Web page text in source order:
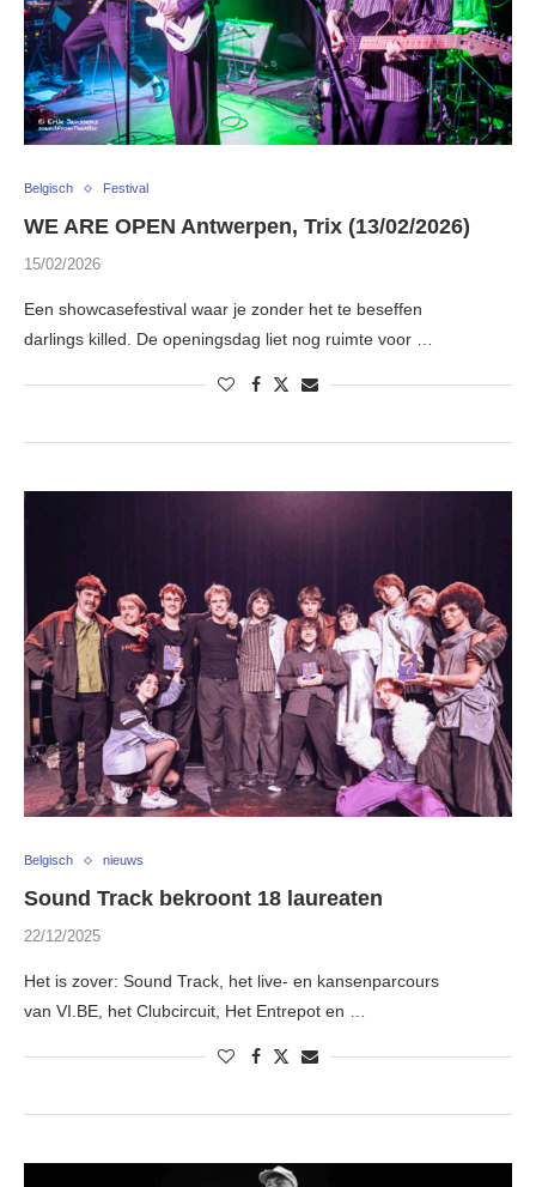
Belgisch Festival
WE ARE OPEN Antwerpen, Trix (13/02/2026)
15/02/2026
Een showcasefestival waar je zonder het te beseffen
darlings killed. De openingsdag liet nog ruimte voor …
Belgisch nieuws
Sound Track bekroont 18 laureaten
22/12/2025
Het is zover: Sound Track, het live- en kansenparcours
van VI.BE, het Clubcircuit, Het Entrepot en …